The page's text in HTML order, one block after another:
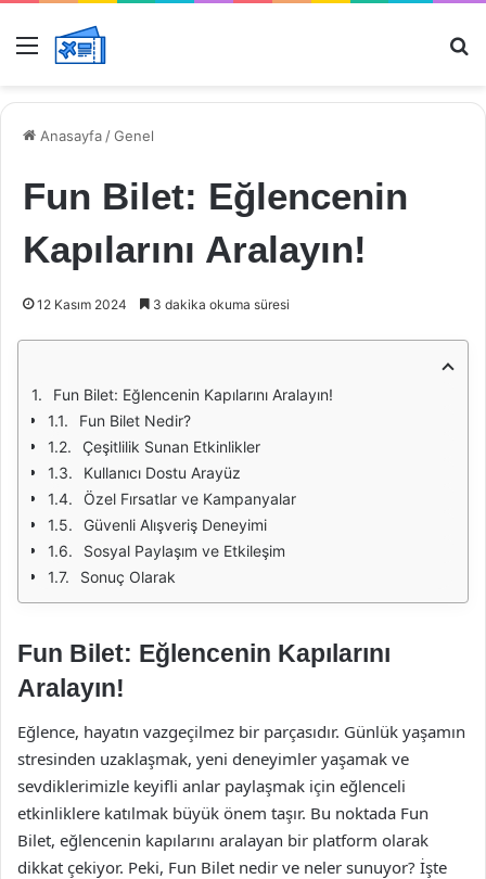
Menü
Anasayfa /Genel
Fun Bilet: Eğlencenin
Kapılarını Aralayın!
12 Kasım 2024 3 dakika okuma süresi
Fun Bilet: Eğlencenin Kapılarını Aralayın!
Fun Bilet Nedir?
Çeşitlilik Sunan Etkinlikler
Kullanıcı Dostu Arayüz
Özel Fırsatlar ve Kampanyalar
Güvenli Alışveriş Deneyimi
Sosyal Paylaşım ve Etkileşim
Sonuç Olarak
Fun Bilet: Eğlencenin Kapılarını
Aralayın!
Eğlence, hayatın vazgeçilmez bir parçasıdır. Günlük yaşamın
stresinden uzaklaşmak, yeni deneyimler yaşamak ve
sevdiklerimizle keyifli anlar paylaşmak için eğlenceli
etkinliklere katılmak büyük önem taşır. Bu noktada Fun
Bilet, eğlencenin kapılarını aralayan bir platform olarak
dikkat çekiyor. Peki, Fun Bilet nedir ve neler sunuyor? İşte